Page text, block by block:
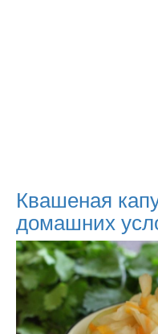
Квашеная
домашних